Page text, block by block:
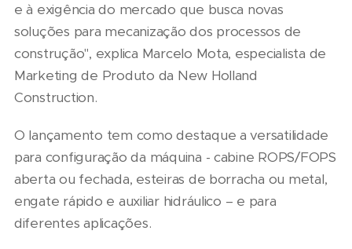
e à exigência do mercado que busca novas
soluções para mecanização dos processos de
construção", explica Marcelo Mota, especialista de
Marketing de Produto da New Holland
Construction.
O lançamento tem como destaque a versatilidade
para configuração da máquina - cabine ROPS/FOPS
aberta ou fechada, esteiras de borracha ou metal,
engate rápido e auxiliar hidráulico – e para
diferentes aplicações.